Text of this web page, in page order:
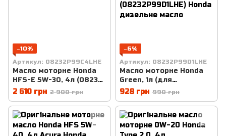
−10%
Артикул: 08232P99C4LHE
Масло моторне Honda
HFS-E 5W-30, 4л (08232-
P99C4LHE)
2 610 грн 2 900 грн
−6%
Артикул: 08232P99D1LHE
Масло моторне Honda
Green, 1л (для
дизельних двигунів) 1,6
дизель (08232P99D1LHE)
Honda дизельне масло
928 грн 990 грн